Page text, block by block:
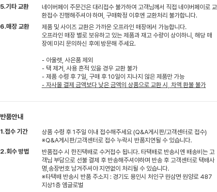
5.기타 교환
네이버페이 주문건은 대리접수 불가하여 고객님께서 직접 네이버페이로 교
환접수 진행해주셔야 하며, 구매확정 이후엔 교환처리 불가합니다.
6.매장 교환
제품 및 사이즈 교환은 가까운 오프라인 매장에서 가능합니다.
오프라인 매장 별로 보유하고 있는 제품과 재고 수량이 상이하니, 해당 매
장에 미리 문의하신 후에 방문해 주세요.
- 아울렛, 사은품 제외
- 택 제거, 사용 흔적 있을 경우 교환 불가
- 제품 수령 후 7일, 구매 후 10일이 지나지 않은 제품만 가능
- 자사몰 결제 금액보다 낮은 금액의 상품으로 교환 시, 차액 환불 불가
반품안내
1.접수 기간
상품 수령 후 1주일 이내 접수해주세요 (Q&A게시판/고객센터로 접수)
※Q&A게시판/고객센터로 접수 누락시 반품지연될 수 있습니다.
2.회수 방법
반품접수 시 한진택배로 수거접수 됩니다. 타택배로 반송시엔 배송비는 고
객님 부담으로 선불 결제 후 반송해주셔야하며 반송 후 고객센터로 택배사
명,송장번호 남겨주셔야 지연없이 처리될 수 있습니다.
※타택배 반송시 반품 주소지 : 경기도 용인시 처인구 원삼면 원양로 487
지상1층 엠글로벌